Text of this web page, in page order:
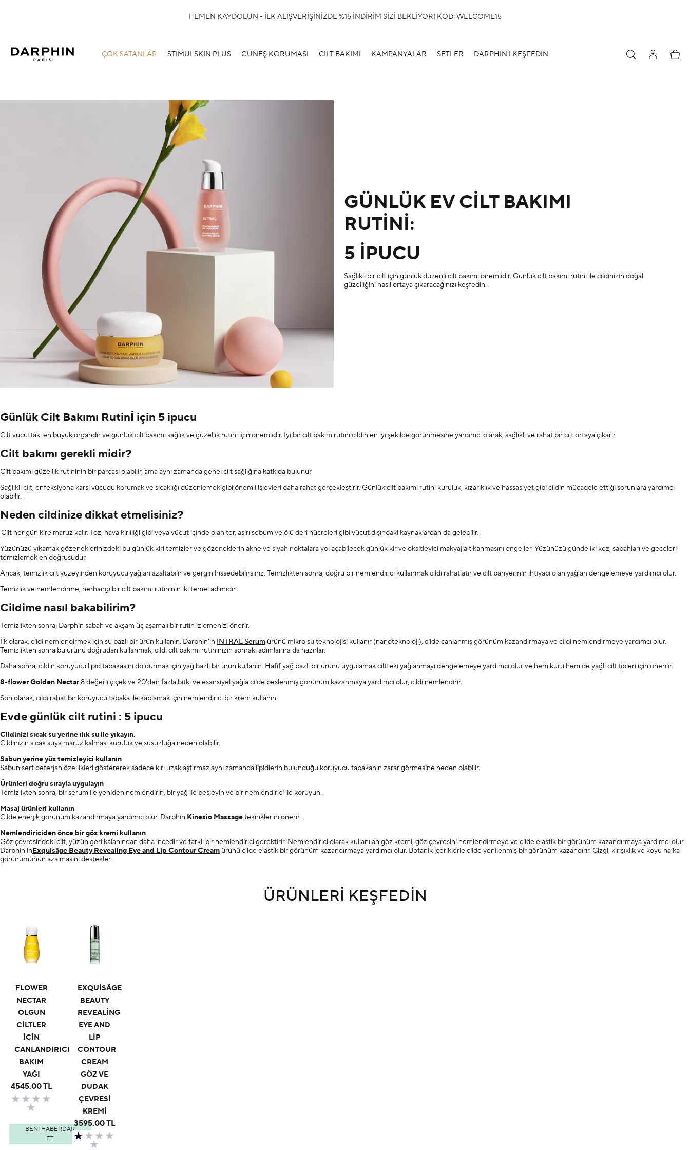
HEMEN KAYDOLUN - İLK ALIŞVERİŞİNİZDE %15 İNDİRİM SİZİ BEKLİYOR! KOD: WELCOME15
ÇOK SATANLAR STIMULSKIN PLUS GÜNEŞ KORUMASI CİLT BAKIMI KAMPANYALAR SETLER DARPHIN'İ KEŞFEDİN HESABIM
GÜNLÜK EV CİLT BAKIMI
RUTİNİ:
5 İPUCU
Sağlıklı bir cilt için günlük düzenli cilt bakımı önemlidir. Günlük cilt bakımı rutini ile cildinizin doğal
güzelliğini nasıl ortaya çıkaracağınızı keşfedin.
Günlük Cilt Bakımı Rutinİ için 5 ipucu
Cilt vücuttaki en büyük organdır ve günlük cilt bakımı sağlık ve güzellik rutini için önemlidir. İyi bir cilt bakım rutini cildin en iyi şekilde görünmesine yardımcı olarak, sağlıklı ve rahat bir cilt ortaya çıkarır.
Cilt bakımı gerekli midir?
Cilt bakımı güzellik rutininin bir parçası olabilir, ama aynı zamanda genel cilt sağlığına katkıda bulunur.
Sağlıklı cilt, enfeksiyona karşı vücudu korumak ve sıcaklığı düzenlemek gibi önemli işlevleri daha rahat gerçekleştirir. Günlük cilt bakımı rutini kuruluk, kızarıklık ve hassasiyet gibi cildin mücadele ettiği sorunlara yardımcı
olabilir.
Neden cildinize dikkat etmelisiniz?
Cilt her gün kire maruz kalır. Toz, hava kirliliği gibi veya vücut içinde olan ter, aşırı sebum ve ölü deri hücreleri gibi vücut dışındaki kaynaklardan da gelebilir.
Yüzünüzü yıkamak gözeneklerinizdeki bu günlük kiri temizler ve gözeneklerin akne ve siyah noktalara yol açabilecek günlük kir ve oksitleyici makyajla tıkanmasını engeller. Yüzünüzü günde iki kez, sabahları ve geceleri
temizlemek en doğrusudur.
Ancak, temizlik cilt yüzeyinden koruyucu yağları azaltabilir ve gergin hissedebilirsiniz. Temizlikten sonra, doğru bir nemlendirici kullanmak cildi rahatlatır ve cilt bariyerinin ihtiyacı olan yağları dengelemeye yardımcı olur.
Temizlik ve nemlendirme, herhangi bir cilt bakımı rutininin iki temel adımıdır.
Cildime nasıl bakabilirim?
Temizlikten sonra, Darphin sabah ve akşam üç aşamalı bir rutin izlemenizi önerir.
İlk olarak, cildi nemlendirmek için su bazlı bir ürün kullanın. Darphin'in INTRAL Serum ürünü mikro su teknolojisi kullanır (nanoteknoloji), cilde canlanmış görünüm kazandırmaya ve cildi nemlendirmeye yardımcı olur.
Temizlikten sonra bu ürünü doğrudan kullanmak, cildi cilt bakımı rutininizin sonraki adımlarına da hazırlar.
Daha sonra, cildin koruyucu lipid tabakasını doldurmak için yağ bazlı bir ürün kullanın. Hafif yağ bazlı bir ürünü uygulamak ciltteki yağlanmayı dengelemeye yardımcı olur ve hem kuru hem de yağlı cilt tipleri için önerilir.
8-flower Golden Nectar8 değerli çiçek ve 20'den fazla bitki ve esansiyel yağla cilde beslenmiş görünüm kazanmaya yardımcı olur, cildi nemlendirir.
Son olarak, cildi rahat bir koruyucu tabaka ile kaplamak için nemlendirici bir krem kullanın.
Evde günlük cilt rutini : 5 ipucu
Cildinizi sıcak su yerine ılık su ile yıkayın.
Cildinizin sıcak suya maruz kalması kuruluk ve susuzluğa neden olabilir.
Sabun yerine yüz temizleyici kullanın
Sabun sert deterjan özellikleri göstererek sadece kiri uzaklaştırmaz aynı zamanda lipidlerin bulunduğu koruyucu tabakanın zarar görmesine neden olabilir.
Ürünleri doğru sırayla uygulayın
Temizlikten sonra, bir serum ile yeniden nemlendirin, bir yağ ile besleyin ve bir nemlendirici ile koruyun.
Masaj ürünleri kullanın
Cilde enerjik görünüm kazandırmaya yardımcı olur. Darphin Kinesio Massagetekniklerini önerir.
Nemlendiriciden önce bir göz kremi kullanın
Göz çevresindeki cilt, yüzün geri kalanından daha incedir ve farklı bir nemlendirici gerektirir. Nemlendirici olarak kullanılan göz kremi, göz çevresini nemlendirmeye ve cilde elastik bir görünüm kazandırmaya yardımcı olur.
Darphin'inExquisâge Beauty Revealing Eye and Lip Contour Cream ürünü cilde elastik bir görünüm kazandırmaya yardımcı olur. Botanik içeriklerle cilde yenilenmiş bir görünüm kazandırır. Çizgi, kırışıklık ve koyu halka
görünümünün azalmasını destekler.
ÜRÜNLERİ KEŞFEDİN
FLOWER
NECTAR
OLGUN
CILTLER
İÇIN
CANLANDIRICI
BAKIM
YAĞI
4545.00 TL
BENI HABERDAR
ET
EXQUISÂGE
BEAUTY
REVEALING
EYE AND
LIP
CONTOUR
CREAM
GÖZ VE
DUDAK
ÇEVRESI
KREMI
3595.00 TL